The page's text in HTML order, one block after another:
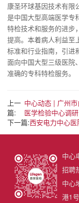
康圣环球基因技术有限
是中国大型高端医学专
特检技术和服务的进步
提高。本着病人利益至
标准和行业指南，引进
面向中国大型三级医院
准确的专科特检服务。
上一
篇:
中心动态 | 广州
医学检验中心调研
下一篇:西安电力中心
中心
招聘
中心
港1